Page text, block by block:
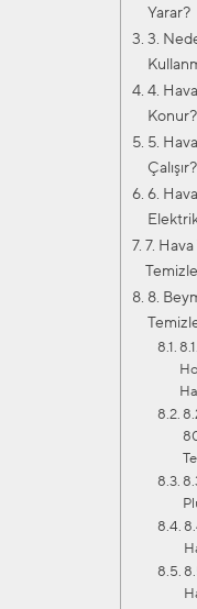
Yarar?
3.
4.
Konur?
5.
Çalışır?
6.
7.
8.